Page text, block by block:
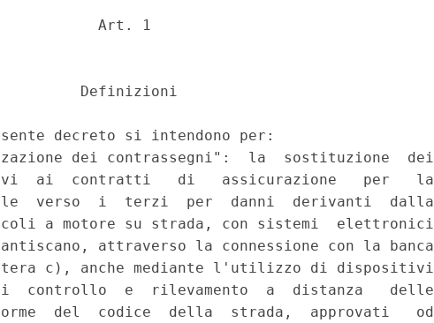
Art. 1
Definizioni
decreto si intendono per:
dei contrassegni":  la  sostituzione  dei
ai  contratti   di   assicurazione   per   la
verso  i  terzi  per  danni  derivanti  dalla
a motore su strada, con sistemi  elettronici
attraverso la connessione con la banca
c), anche mediante l'utilizzo di dispositivi
controllo  e  rilevamento  a  distanza   delle
del  codice  della  strada,  approvati   od